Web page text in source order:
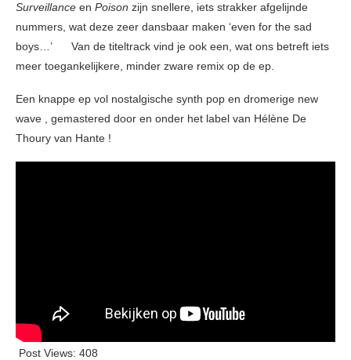
Surveillance en Poison zijn snellere, iets strakker afgelijnde
nummers, wat deze zeer dansbaar maken ‘even for the sad
boys…’ Van de titeltrack vind je ook een, wat ons betreft iets
meer toegankelijkere, minder zware remix op de ep.
Een knappe ep vol nostalgische synth pop en dromerige new
wave , gemastered door en onder het label van Hélène De
Thoury van Hante !
Post Views: 408